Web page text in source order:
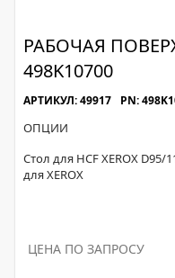
РАБОЧАЯ
498K10700
АРТИКУЛ: 49917 PN:
ОПЦИИ
Стол для HCF XEROX D95/
для XEROX
ЦЕНА ПО ЗАПРОСУ